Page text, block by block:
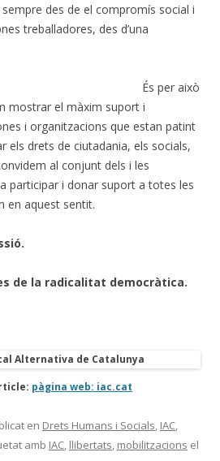
des de el compromís social i
treballadores, des d’una
És per això
mostrar el màxim suport i
i organitzacions que estan patint
els drets de ciutadania, els socials,
al conjunt dels i les
participar i donar suport a totes les
en aquest sentit.
de la radicalitat democràtica.
pàgina web: iac.cat
en Drets Humans i Socials IAC
amb IAC llibertats mobilitzacions el